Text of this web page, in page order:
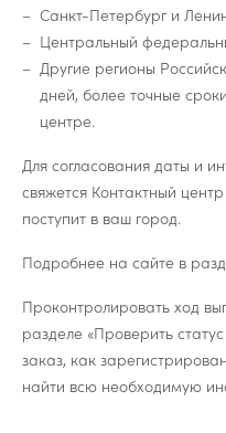
Санкт-Петербург и
Центральный
Другие регионы
дней, более точные
центре.
Для согласования даты и
свяжется Контактный
поступит в ваш город.
Подробнее на сайте в
Проконтролировать ход
разделе «Проверить
заказ, как
найти всю необходимую